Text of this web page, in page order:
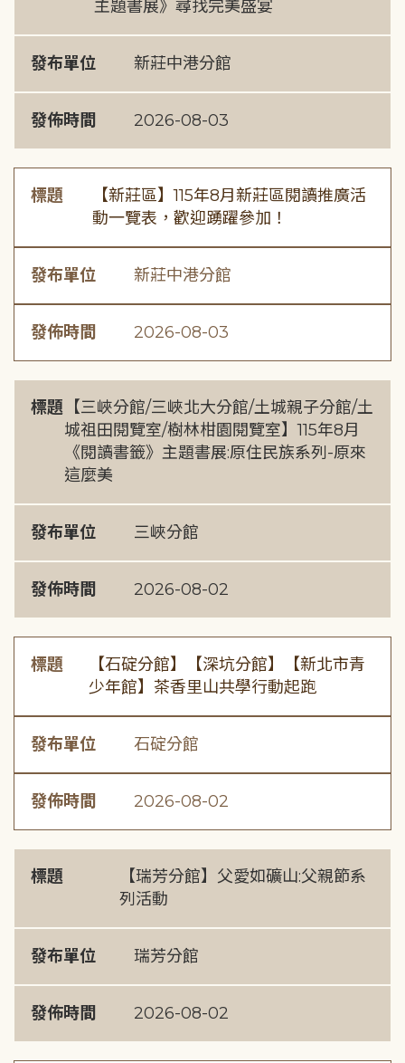
主題書展》尋找完美盛宴
發布單位 新莊中港分館
發佈時間 2026-08-03
標題
【新莊區】115年8月新莊區閱讀推廣活
動一覽表，歡迎踴躍參加！
發布單位 新莊中港分館
發佈時間 2026-08-03
標題 【三峽分館/三峽北大分館/土城親子分館/土
城祖田閱覽室/樹林柑園閱覽室】115年8月
《閱讀書籤》主題書展:原住民族系列-原來
這麼美
發布單位 三峽分館
發佈時間 2026-08-02
標題
【石碇分館】【深坑分館】【新北市青
少年館】茶香里山共學行動起跑
發布單位 石碇分館
發佈時間 2026-08-02
標題
【瑞芳分館】父愛如礦山:父親節系
列活動
發布單位 瑞芳分館
發佈時間 2026-08-02